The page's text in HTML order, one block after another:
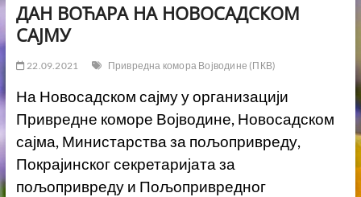
ДАН ВОЋАРА НА НОВОСАДСКОМ
САЈМУ
22.09.2021 Привредна комора Војводине (ПКВ)
На Новосадском сајму у организацији
Привредне коморе Војводине, Новосадском
сајма, Министарства за пољопривреду,
Покрајинског секретаријата за
пољопривреду и Пољопривредног